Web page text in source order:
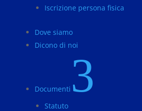
Iscrizione persona fisica
Dove siamo
Dicono di noi
Documenti 3
Statuto